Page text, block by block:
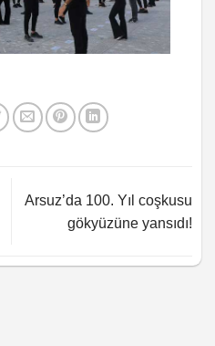
Arsuz’da 100. Yıl coşkusu
gökyüzüne yansıdı!